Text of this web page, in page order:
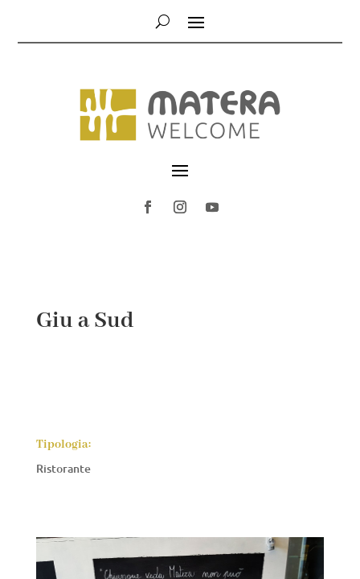
Giu a Sud
Tipologia:
Ristorante